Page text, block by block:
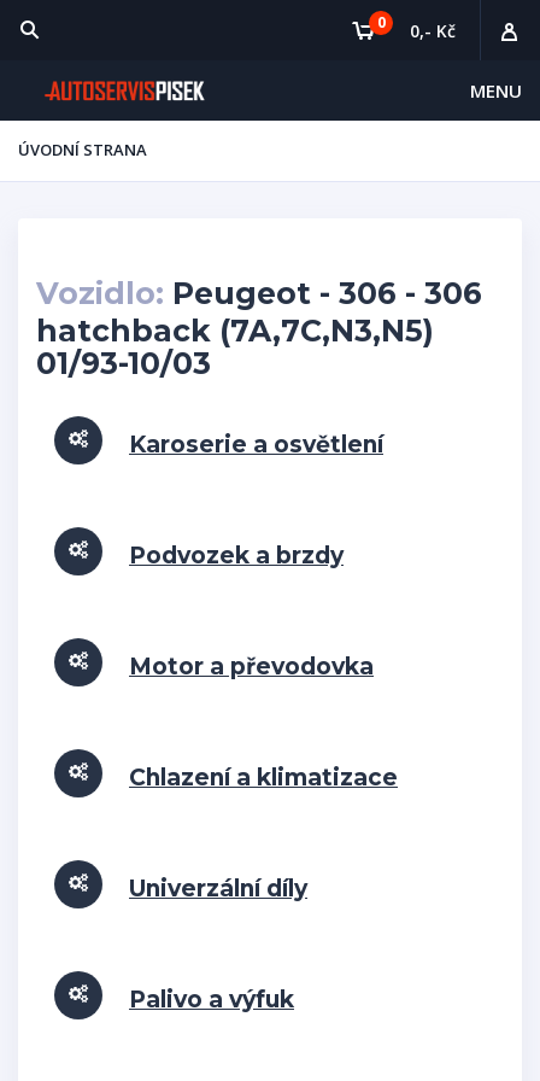
MENU
0 0,- Kč
ÚVODNÍ STRANA
Vozidlo: Peugeot - 306 - 306
hatchback (7A,7C,N3,N5)
01/93-10/03
Karoserie a osvětlení
Podvozek a brzdy
Motor a převodovka
Chlazení a klimatizace
Univerzální díly
Palivo a výfuk